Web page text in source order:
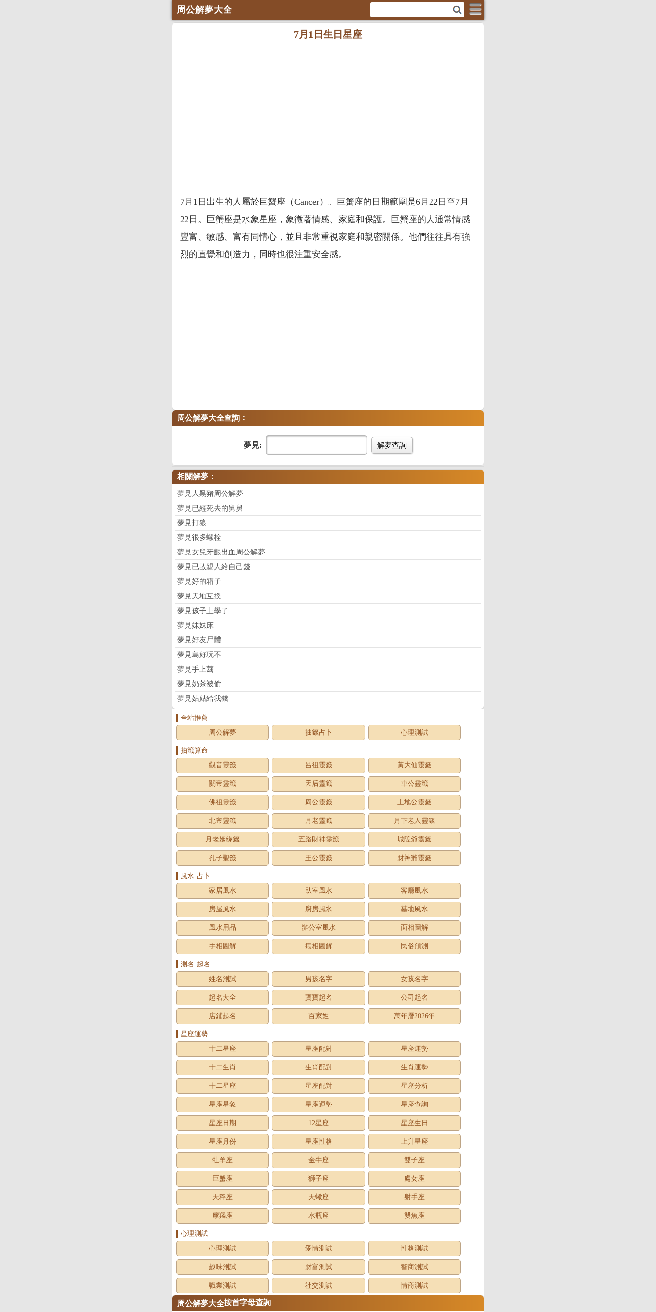
周公解夢大全
7月1日生日星座
7月1日出生的人屬於巨蟹座（Cancer）。巨蟹座的日期範圍是6月22日至7月
22日。巨蟹座是水象星座，象徵著情感、家庭和保護。巨蟹座的人通常情感
豐富、敏感、富有同情心，並且非常重視家庭和親密關係。他們往往具有強
烈的直覺和創造力，同時也很注重安全感。
周公解夢大全查詢 ：
夢見: 解夢查詢
相關解夢：
夢見大黑豬周公解夢
夢見已經死去的舅舅
夢見打狼
夢見很多螺栓
夢見女兒牙齦出血周公解夢
夢見已故親人給自己錢
夢見好的箱子
夢見天地互換
夢見孩子上學了
夢見妹妹床
夢見好友尸體
夢見島好玩不
夢見手上繭
夢見奶茶被偷
夢見姑姑給我錢
全站推薦
周公解夢
抽籤占卜 心理測試
抽籤算命
觀音靈籤
呂祖靈籤 黃大仙靈籤
關帝靈籤 天后靈籤 車公靈籤
佛祖靈籤 周公靈籤 土地公靈籤
北帝靈籤 月老靈籤 月下老人靈籤
月老姻緣籤 五路財神靈籤 城隍爺靈籤
孔子聖籤 王公靈籤 財神爺靈籤
風水·占卜
家居風水
臥室風水 客廳風水
房屋風水 廚房風水 墓地風水
風水用品 辦公室風水 面相圖解
手相圖解 痣相圖解 民俗預測
測名·起名
姓名測試
男孩名字 女孩名字
起名大全 寶寶起名 公司起名
店鋪起名 百家姓 萬年曆2026年
星座運勢
十二星座
星座配對 星座運勢
十二生肖 生肖配對 生肖運勢
十二星座 星座配對 星座分析
星座星象 星座運勢 星座查詢
星座日期 12星座 星座生日
星座月份 星座性格 上升星座
牡羊座 金牛座 雙子座
巨蟹座 獅子座 處女座
天秤座 天蠍座 射手座
摩羯座 水瓶座 雙魚座
心理測試
心理測試
愛情測試 性格測試
趣味測試 財富測試 智商測試
職業測試 社交測試 情商測試
周公解夢大全按首字母查詢